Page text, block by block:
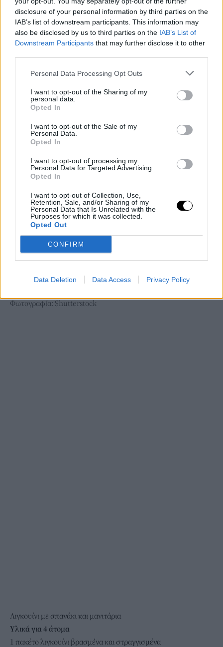
disclosure of your personal information by third parties on the
IAB’s list of downstream participants. This information may
also be disclosed by us to third parties on the IAB’s List of
Downstream Participants that may further disclose it to other
Personal Data Processing Opt Outs
I want to opt-out of the Sharing of my
personal data.
Opted In
I want to opt-out of the Sale of my
Personal Data.
Opted In
I want to opt-out of processing my
Personal Data for Targeted Advertising.
Opted In
I want to opt-out of Collection, Use,
Retention, Sale, and/or Sharing of my
Personal Data that Is Unrelated with the
Purposes for which it was collected.
Opted Out
CONFIRM
Data Deletion Data Access Privacy Policy
Εκτέλεση
Σε ένα σουρωτήρι βάζουμε το σπανάκι με μπόλικοαλάτικαι το
αφήνουμε να μαραθεί και να βγάλει τα υγρά του για μισή ώρα.
Το πιέζουμε και το στύβουμε καλά με τα χέρια μας.
Προθερμάνουμε τον φούρνο στους 180°C στον αέρα. Με ένα
πινέλο αλείφουμε τη φόρμα με λίγο ελαιόλαδο και στρώνουμε
περισσεύει γύρω γύρω. Μεταφέρουμε το σπανάκι σε ένα μπολ,
προσθέτουμε την ξινομυζήθρα, τα αυγά και μπόλικο πιπέρι και
ανακατεύουμε πολύ καλά. Απλώνουμε τη γέμιση και ψήνουμε
για 40 λεπτά. Αφήνουμε να κρυώσει λίγο, για 10-15 λεπτά.
Φωτογραφία: Shutterstock
Λιγκουίνι με σπανάκι και μανιτάρια
Υλικά για 4 άτομα
1 πακέτο λιγκουίνι βρασμένα και στραγγισμένα